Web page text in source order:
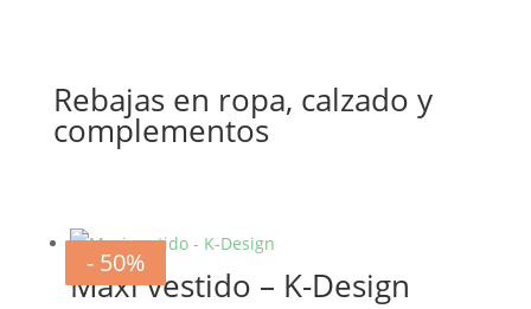
Rebajas en ropa, calzado y
complementos
- 20%
Maxi vestido – K-Design
- 20%
- 20%
- 20%
- 20%
- 20%
- 50%
- 50%